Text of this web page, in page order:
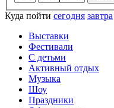
Куда пойти сегодня завтра
Выставки
Фестивали
С детьми
Активный отдых
Музыка
Шоу
Праздники